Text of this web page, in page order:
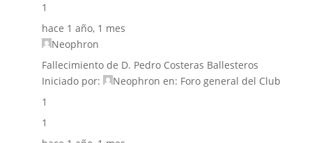
1
hace 1 año, 1 mes
Neophron
Fallecimiento de D. Pedro Costeras Ballesteros
Iniciado por:
Neophron en: Foro general del Club
1
1